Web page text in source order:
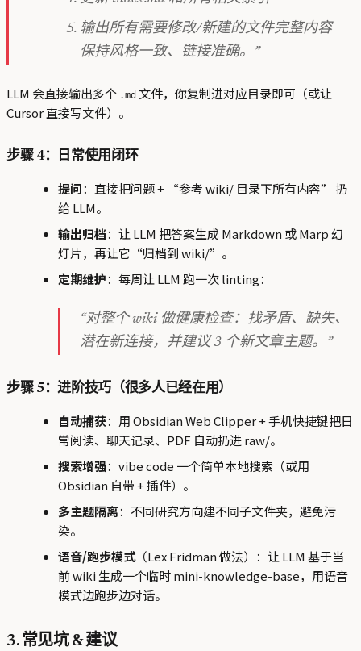
输出所有需要修改/新建的文件完整内容
保持风格一致、链接准确。”
LLM 会直接输出多个 .md 文件，你复制进对应目录即可（或让
Cursor 直接写文件）。
步骤 4：日常使用闭环
提问：直接把问题 + “参考 wiki/ 目录下所有内容” 扔
给 LLM。
输出归档：让 LLM 把答案生成 Markdown 或 Marp 幻
灯片，再让它“归档到 wiki/”。
定期维护：每周让 LLM 跑一次 linting：
“对整个 wiki 做健康检查：找矛盾、缺失、
潜在新连接，并建议 3 个新文章主题。”
步骤 5：进阶技巧（很多人已经在用）
自动捕获：用 Obsidian Web Clipper + 手机快捷键把日
常阅读、聊天记录、PDF 自动扔进 raw/。
搜索增强：vibe code 一个简单本地搜索（或用
Obsidian 自带 + 插件）。
多主题隔离：不同研究方向建不同子文件夹，避免污
染。
语音/跑步模式（Lex Fridman 做法）：让 LLM 基于当
前 wiki 生成一个临时 mini-knowledge-base，用语音
模式边跑步边对话。
3. 常见坑 & 建议